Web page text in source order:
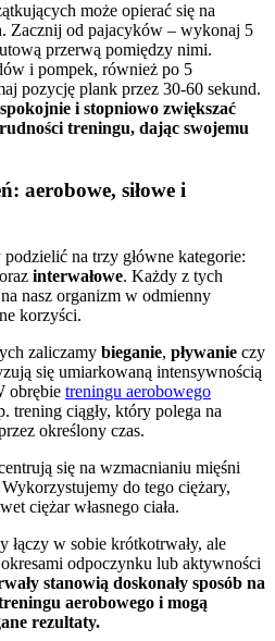
może opierać się na
Zacznij od pajacyków – wykonaj 5
przerwą pomiędzy nimi.
i pompek, również po 5
pozycję plank przez 30-60 sekund.
i stopniowo zwiększać
treningu, dając swojemu
aerobowe, siłowe i
na trzy główne kategorie:
oraz interwałowe. Każdy z tych
nasz organizm w odmienny
korzyści.
zaliczamy bieganie, pływanie czy
się umiarkowaną intensywnością
obrębie treningu aerobowego
trening ciągły, który polega na
określony czas.
się na wzmacnianiu mięśni
do tego ciężary,
ciężar własnego ciała.
łączy w sobie krótkotrwały, ale
odpoczynku lub aktywności
stanowią doskonały sposób na
aerobowego i mogą
rezultaty.